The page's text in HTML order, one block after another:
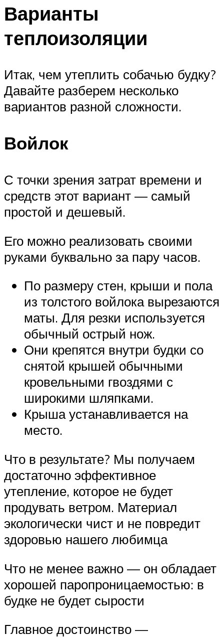
Варианты
теплоизоляции
Итак, чем утеплить собачью будку?
Давайте разберем несколько
вариантов разной сложности.
Войлок
С точки зрения затрат времени и
средств этот вариант — самый
простой и дешевый.
Его можно реализовать своими
руками буквально за пару часов.
По размеру стен, крыши и пола
из толстого войлока вырезаются
маты. Для резки используется
обычный острый нож.
Они крепятся внутри будки со
снятой крышей обычными
кровельными гвоздями с
широкими шляпками.
Крыша устанавливается на
место.
Что в результате? Мы получаем
достаточно эффективное
утепление, которое не будет
продувать ветром. Материал
экологически чист и не повредит
здоровью нашего любимца
Что не менее важно — он обладает
хорошей паропроницаемостью: в
будке не будет сырости
Главное достоинство —